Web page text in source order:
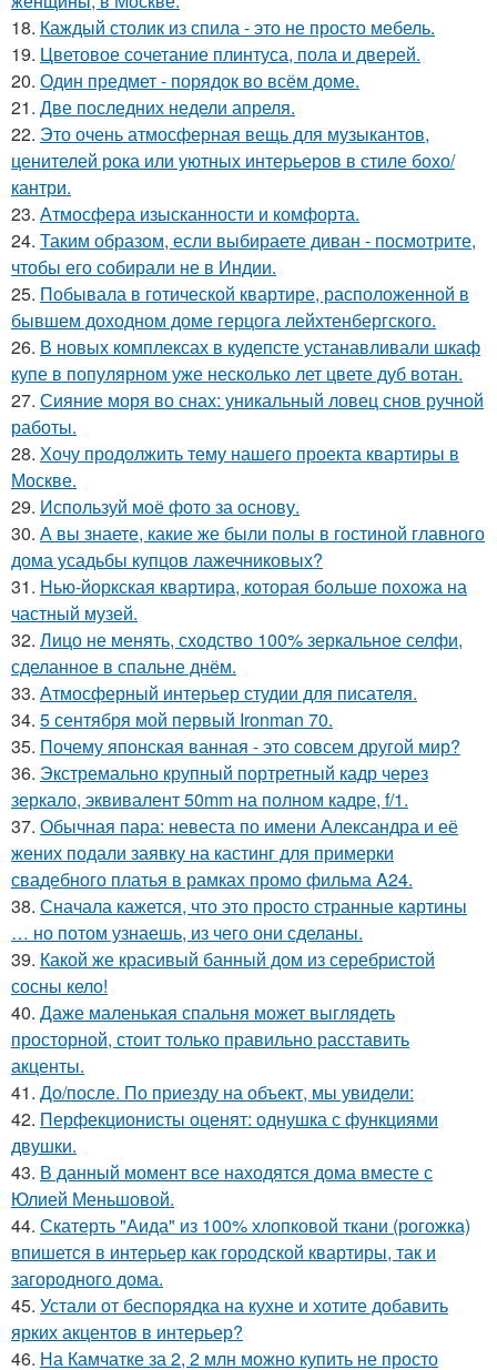
18. Каждый столик из спила - это не просто мебель.
19. Цветовое сoчетание плинтуса, пола и дверей.
20. Один предмет - порядок во всём доме.
21. Две последних недели апреля.
22. Это очень атмосферная вещь для музыкантов,
ценителей рока или уютных интерьеров в стиле бохо/
кантри.
23. Атмосфера изысканности и комфорта.
24. Таким образом, если выбираете диван - посмотрите,
чтобы его собирали не в Индии.
25. Побывала в готической квартире, расположенной в
бывшем доходном доме герцога лейхтенбергского.
26. В новых комплексах в кудепсте устанавливали шкаф
купе в популярном уже несколько лет цвете дуб вотан.
27. Сияние моря во снах: уникальный ловец снов ручной
работы.
28. Хочу продолжить тему нашего проекта квартиры в
Москве.
29. Используй моё фото за основу.
30. А вы знаете, какие же были полы в гостиной главного
дома усадьбы купцов лажечниковых?
31. Нью-йоркская квартира, которая больше похожа на
частный музей.
32. Лицо не менять, сходство 100% зеркальное селфи,
сделанное в спальне днём.
33. Атмосферный интерьер студии для писателя.
34. 5 сентября мой первый Ironman 70.
35. Почему японская ванная - это совсем другой мир?
36. Экстремально крупный портретный кадр через
зеркало, эквивалент 50mm на полном кадре, f/1.
37. Обычная пара: невеста по имени Александра и её
жених подали заявку на кастинг для примерки
свадебного платья в рамках промо фильма A24.
38. Сначала кажется, что это просто странные картины
… но потом узнаешь, из чего они сделаны.
39. Какой же красивый банный дом из серебристой
сосны кело!
40. Даже маленькая спальня может выглядеть
просторной, стоит только правильно расставить
акценты.
41. До/после. По приезду на объект, мы увидели:
42. Перфекционисты оценят: однушка с функциями
двушки.
43. В данный момент все находятся дома вместе с
Юлией Меньшовой.
44. Скатерть "Аида" из 100% хлопковой ткани (рогожка)
впишется в интерьер как городской квартиры, так и
загородного дома.
45. Устали от беспорядка на кухне и хотите добавить
ярких акцентов в интерьер?
46. На Камчатке за 2, 2 млн можно купить не просто